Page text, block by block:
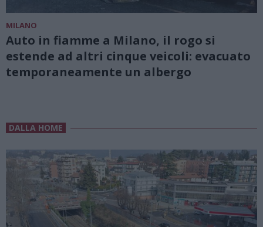
MILANO
Auto in fiamme a Milano, il rogo si
estende ad altri cinque veicoli: evacuato
temporaneamente un albergo
DALLA HOME